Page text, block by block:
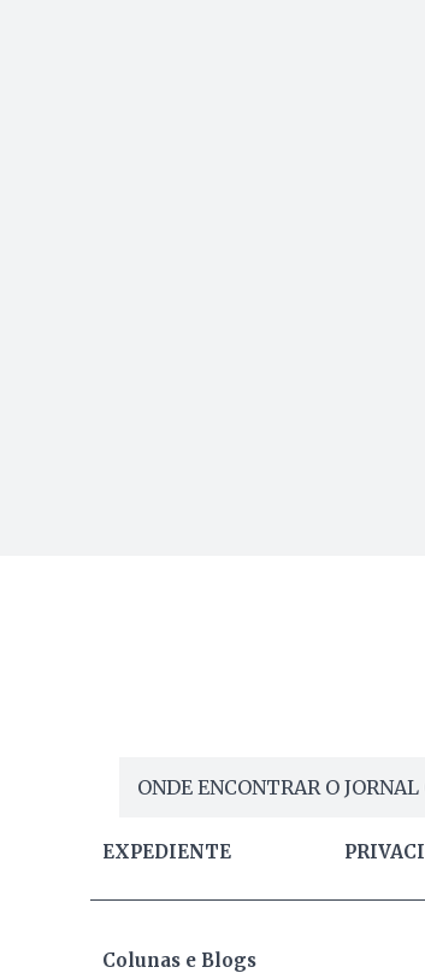
ONDE ENCONTRAR O JORNAL
EXPEDIENTE
Colunas e Blogs